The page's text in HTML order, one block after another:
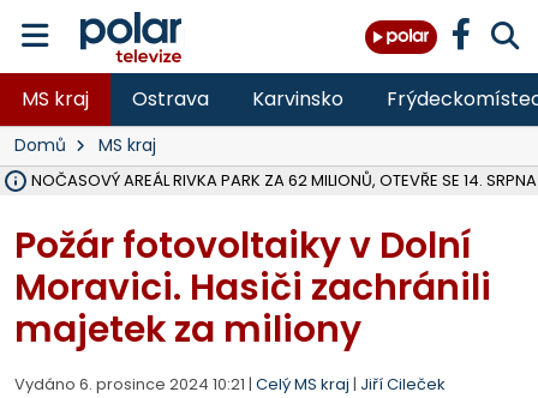
MS kraj Ostrava Karvinsko
Domů MS kraj
AREÁL RIVKA PARK ZA 62 MILIONŮ, OTEVŘE SE 14. SRPNA
Požár fotovoltaiky v Dolní
Moravici. Hasiči zachránili
majetek za miliony
Vydáno 6. prosince 2024 10:21 | Celý MS kraj | Jiří Cileček